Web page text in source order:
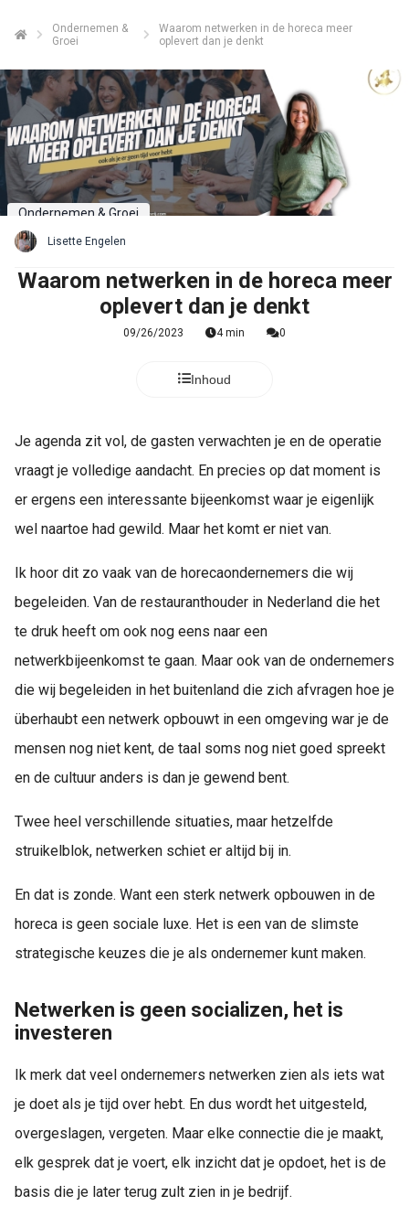
Ondernemen &
Groei
Waarom netwerken in de horeca meer
oplevert dan je denkt
Ondernemen & Groei
Lisette Engelen
Waarom netwerken in de horeca meer
oplevert dan je denkt
09/26/2023 4 min 0
Inhoud
Je agenda zit vol, de gasten verwachten je en de operatie
vraagt je volledige aandacht. En precies op dat moment is
er ergens een interessante bijeenkomst waar je eigenlijk
wel naartoe had gewild. Maar het komt er niet van.
Ik hoor dit zo vaak van de horecaondernemers die wij
begeleiden. Van de restauranthouder in Nederland die het
te druk heeft om ook nog eens naar een
netwerkbijeenkomst te gaan. Maar ook van de ondernemers
die wij begeleiden in het buitenland die zich afvragen hoe je
überhaubt een netwerk opbouwt in een omgeving war je de
mensen nog niet kent, de taal soms nog niet goed spreekt
en de cultuur anders is dan je gewend bent.
Twee heel verschillende situaties, maar hetzelfde
struikelblok, netwerken schiet er altijd bij in.
En dat is zonde. Want een sterk netwerk opbouwen in de
horeca is geen sociale luxe. Het is een van de slimste
strategische keuzes die je als ondernemer kunt maken.
Netwerken is geen socializen, het is
investeren
Ik merk dat veel ondernemers netwerken zien als iets wat
je doet als je tijd over hebt. En dus wordt het uitgesteld,
overgeslagen, vergeten. Maar elke connectie die je maakt,
elk gesprek dat je voert, elk inzicht dat je opdoet, het is de
basis die je later terug zult zien in je bedrijf.